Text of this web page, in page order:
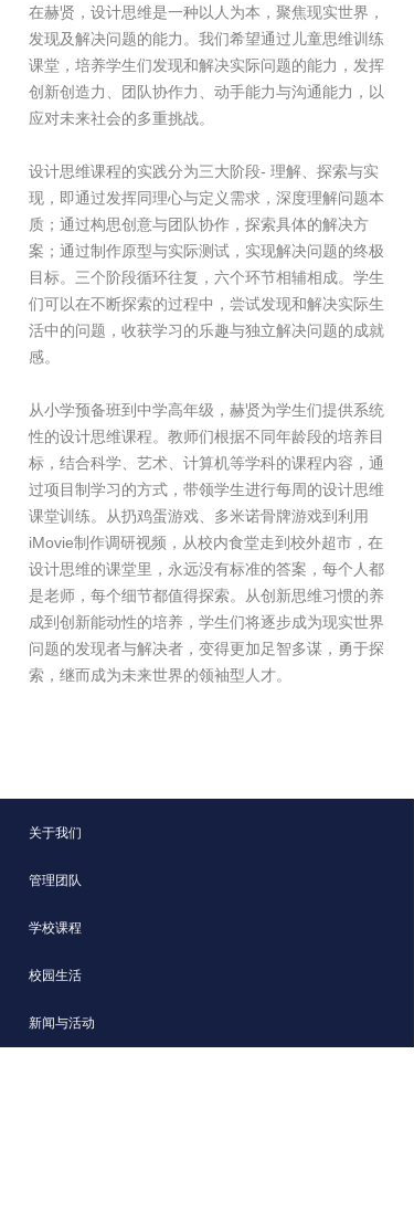
在赫贤，设计思维是一种以人为本，聚焦现实世界，
发现及解决问题的能力。我们希望通过儿童思维训练
课堂，培养学生们发现和解决实际问题的能力，发挥
创新创造力、团队协作力、动手能力与沟通能力，以
应对未来社会的多重挑战。
设计思维课程的实践分为三大阶段- 理解、探索与实
现，即通过发挥同理心与定义需求，深度理解问题本
质；通过构思创意与团队协作，探索具体的解决方
案；通过制作原型与实际测试，实现解决问题的终极
目标。三个阶段循环往复，六个环节相辅相成。学生
们可以在不断探索的过程中，尝试发现和解决实际生
活中的问题，收获学习的乐趣与独立解决问题的成就
感。
从小学预备班到中学高年级，赫贤为学生们提供系统
性的设计思维课程。教师们根据不同年龄段的培养目
标，结合科学、艺术、计算机等学科的课程内容，通
过项目制学习的方式，带领学生进行每周的设计思维
课堂训练。从扔鸡蛋游戏、多米诺骨牌游戏到利用
iMovie制作调研视频，从校内食堂走到校外超市，在
设计思维的课堂里，永远没有标准的答案，每个人都
是老师，每个细节都值得探索。从创新思维习惯的养
成到创新能动性的培养，学生们将逐步成为现实世界
问题的发现者与解决者，变得更加足智多谋，勇于探
索，继而成为未来世界的领袖型人才。
关于我们
管理团队
学校课程
校园生活
新闻与活动